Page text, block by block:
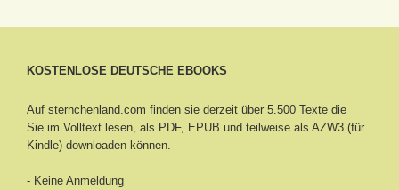
KOSTENLOSE DEUTSCHE EBOOKS
Auf sternchenland.com finden sie derzeit über 5.500 Texte die
Sie im Volltext lesen, als PDF, EPUB und teilweise als AZW3 (für
Kindle) downloaden können.
- Keine Anmeldung